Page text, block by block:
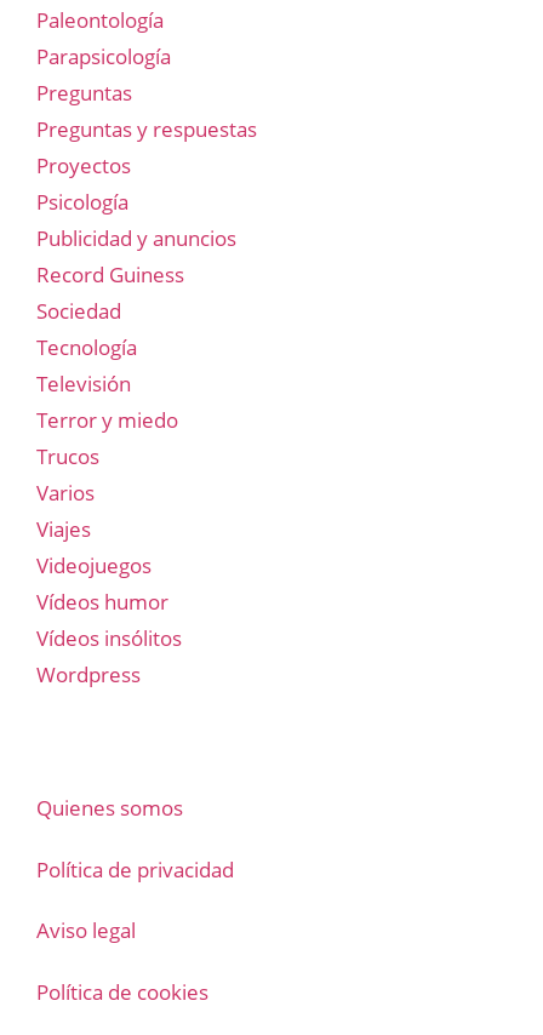
Paleontología
Parapsicología
Preguntas
Preguntas y respuestas
Proyectos
Psicología
Publicidad y anuncios
Record Guiness
Sociedad
Tecnología
Televisión
Terror y miedo
Trucos
Varios
Viajes
Videojuegos
Vídeos humor
Vídeos insólitos
Wordpress
Quienes somos
Política de privacidad
Aviso legal
Política de cookies